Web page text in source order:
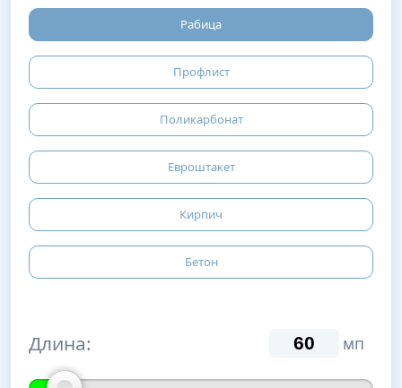
Рабица
Профлист
Поликарбонат
Евроштакет
Кирпич
Бетон
Длина: мп